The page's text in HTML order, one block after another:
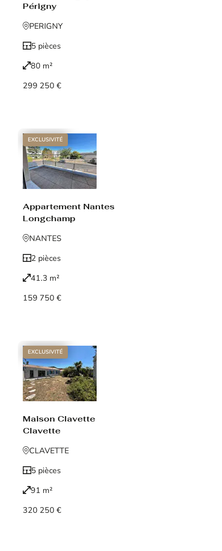
Périgny
PERIGNY
5 pièces
80 m²
299 250 €
EXCLUSIVITÉ
Appartement Nantes
Longchamp
NANTES
2 pièces
41.3 m²
159 750 €
EXCLUSIVITÉ
Maison Clavette
Clavette
CLAVETTE
5 pièces
91 m²
320 250 €